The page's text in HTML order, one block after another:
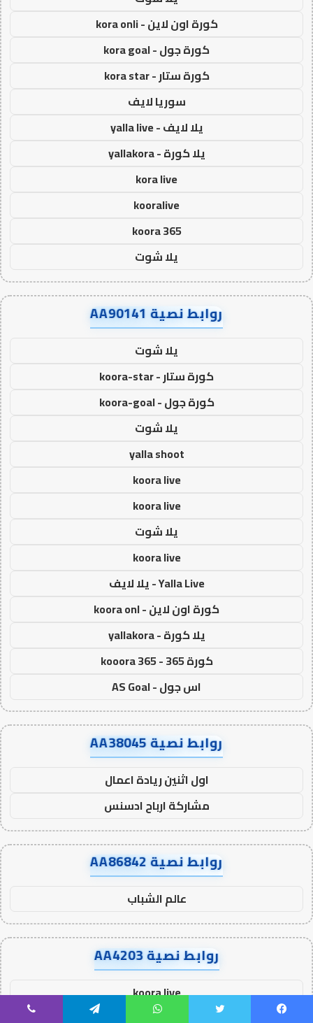
كورة اون لاين - kora onli
كورة جول - kora goal
كورة ستار - kora star
سوريا لايف
يلا لايف - yalla live
يلا كورة - yallakora
kora live
kooralive
koora 365
يلا شوت
روابط نصية AA90141
يلا شوت
كورة ستار - koora-star
كورة جول - koora-goal
يلا شوت
yalla shoot
koora live
koora live
يلا شوت
koora live
Yalla Live - يلا لايف
كورة اون لاين - koora onl
يلا كورة - yallakora
كورة 365 - kooora 365
اس جول - AS Goal
روابط نصية AA38045
اول اثنين ريادة اعمال
مشاركة ارباح ادسنس
روابط نصية AA86842
عالم الشباب
روابط نصية AA4203
koora live
kora live